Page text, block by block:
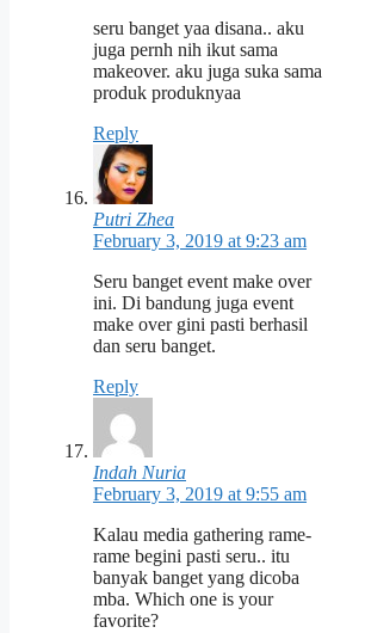
seru banget yaa disana.. aku
juga pernh nih ikut sama
makeover. aku juga suka sama
produk produknyaa
Reply
Putri Zhea
February 3, 2019 at 9:23 am
Seru banget event make over
ini. Di bandung juga event
make over gini pasti berhasil
dan seru banget.
Reply
Indah Nuria
February 3, 2019 at 9:55 am
Kalau media gathering rame-
rame begini pasti seru.. itu
banyak banget yang dicoba
mba. Which one is your
favorite?